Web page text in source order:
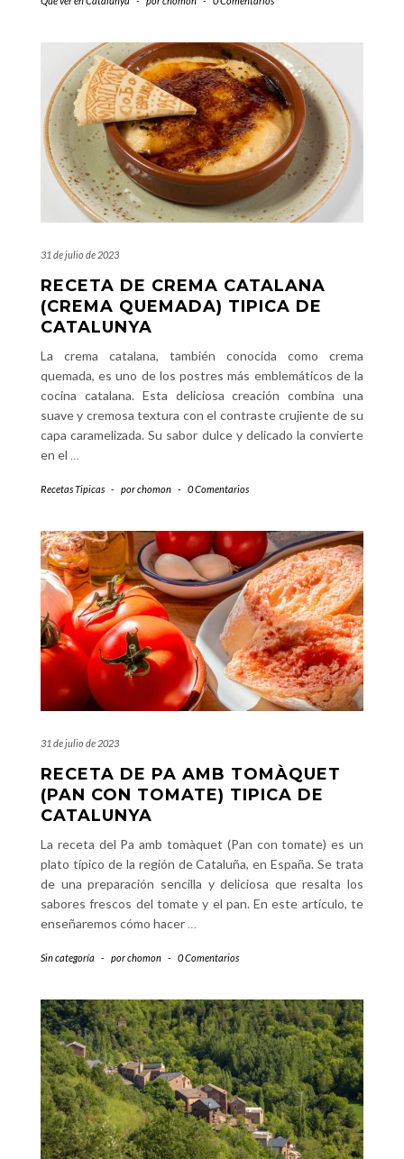
31 de julio de 2023
RECETA DE CREMA CATALANA
(CREMA QUEMADA) TIPICA DE
CATALUNYA
La crema catalana, también conocida como crema
quemada, es uno de los postres más emblemáticos de la
cocina catalana. Esta deliciosa creación combina una
suave y cremosa textura con el contraste crujiente de su
capa caramelizada. Su sabor dulce y delicado la convierte
en el …
Recetas Tipicas - porchomon - 0 Comentarios
31 de julio de 2023
RECETA DE PA AMB TOMÀQUET
(PAN CON TOMATE) TIPICA DE
CATALUNYA
La receta del Pa amb tomàquet (Pan con tomate) es un
plato típico de la región de Cataluña, en España. Se trata
de una preparación sencilla y deliciosa que resalta los
sabores frescos del tomate y el pan. En este artículo, te
enseñaremos cómo hacer …
Sin categoría - porchomon - 0 Comentarios